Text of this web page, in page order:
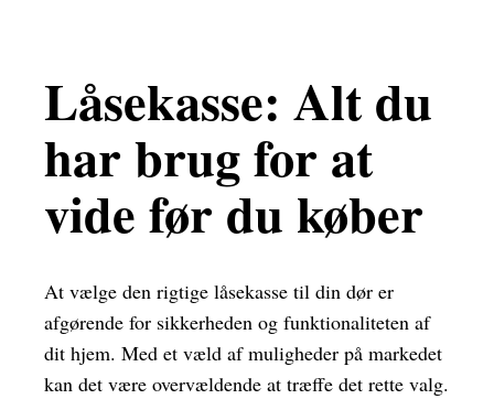
Låsekasse: Alt du
har brug for at
vide før du køber
At vælge den rigtige låsekasse til din dør er
afgørende for sikkerheden og funktionaliteten af
dit hjem. Med et væld af muligheder på markedet
kan det være overvældende at træffe det rette valg.